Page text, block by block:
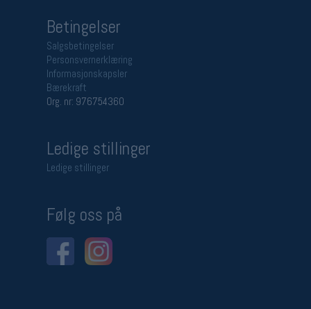
Betingelser
Salgsbetingelser
Personsvernerklæring
Informasjonskapsler
Bærekraft
Org. nr: 976754360
Ledige stillinger
Ledige stillinger
Følg oss på